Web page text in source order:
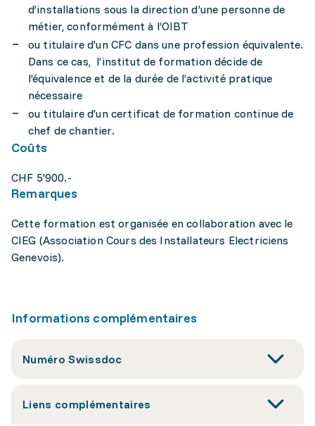
d’installations sous la direction d’une personne de
métier, conformément à l’OIBT
ou titulaire d'un CFC dans une profession équivalente.
Dans ce cas, l’institut de formation décide de
l’équivalence et de la durée de l’activité pratique
nécessaire
ou titulaire d'un certificat de formation continue de
chef de chantier.
Coûts
CHF 5'900.-
Remarques
Cette formation est organisée en collaboration avec le
CIEG (Association Cours des Installateurs Electriciens
Genevois).
Informations complémentaires
Numéro Swissdoc
Liens complémentaires